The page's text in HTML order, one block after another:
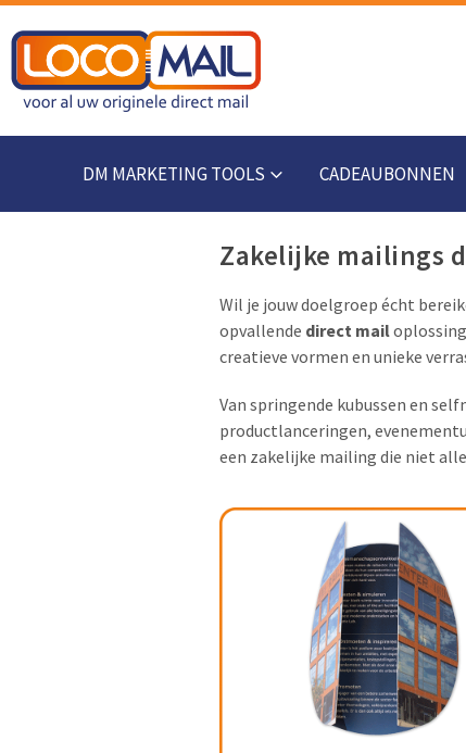
DM MARKETING TOOLS CADEAUBONNEN
Zakelijke mailings
Wil je jouw doelgroep écht
opvallende direct mail
creatieve vormen en unieke
Van springende kubussen en
productlanceringen,
een zakelijke mailing die niet